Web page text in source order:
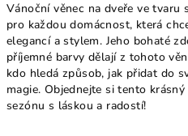
Vánoční věnec na dveře ve tvaru
pro každou domácnost, která
elegancí a stylem. Jeho bohaté
příjemné barvy dělají z tohoto
kdo hledá způsob, jak přidat do
magie. Objednejte si tento
sezónu s láskou a radostí!